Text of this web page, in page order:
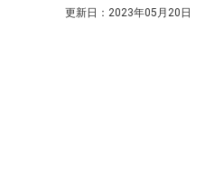
更新日： 2023年05月20日